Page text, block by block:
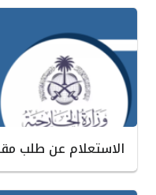
الاستعلام عن طلب